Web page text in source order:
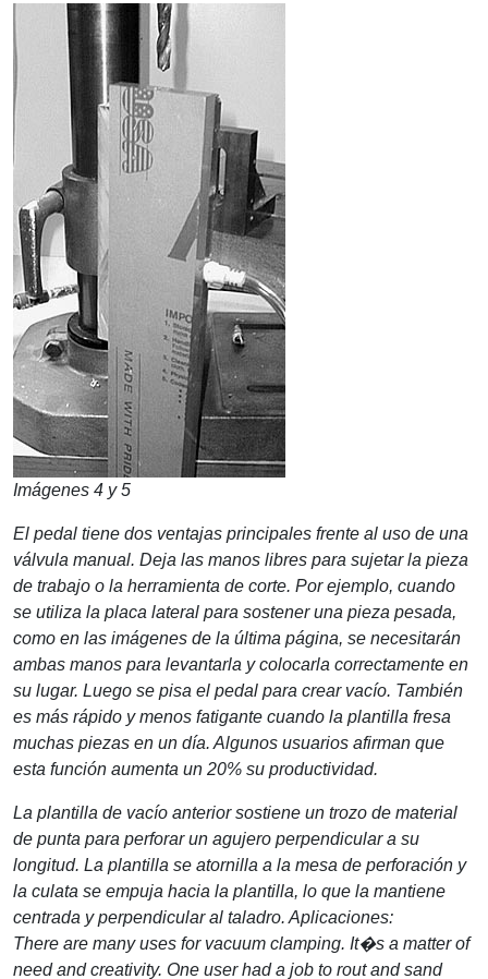
Imágenes 4 y 5
El pedal tiene dos ventajas principales frente al uso de una
válvula manual. Deja las manos libres para sujetar la pieza
de trabajo o la herramienta de corte. Por ejemplo, cuando
se utiliza la placa lateral para sostener una pieza pesada,
como en las imágenes de la última página, se necesitarán
ambas manos para levantarla y colocarla correctamente en
su lugar. Luego se pisa el pedal para crear vacío. También
es más rápido y menos fatigante cuando la plantilla fresa
muchas piezas en un día. Algunos usuarios afirman que
esta función aumenta un 20% su productividad.
La plantilla de vacío anterior sostiene un trozo de material
de punta para perforar un agujero perpendicular a su
longitud. La plantilla se atornilla a la mesa de perforación y
la culata se empuja hacia la plantilla, lo que la mantiene
centrada y perpendicular al taladro. Aplicaciones:
There are many uses for vacuum clamping. It�s a matter of
need and creativity. One user had a job to rout and sand